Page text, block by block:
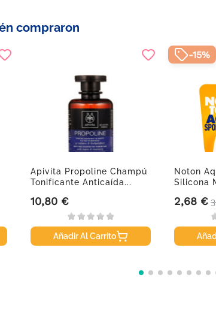
compraron
Apivita Propoline Champú
Tonificante Anticaída...
Precio
10,80 €
Añadir Al Carrito
Noton
Silicona
Precio
2,68 €
-15%